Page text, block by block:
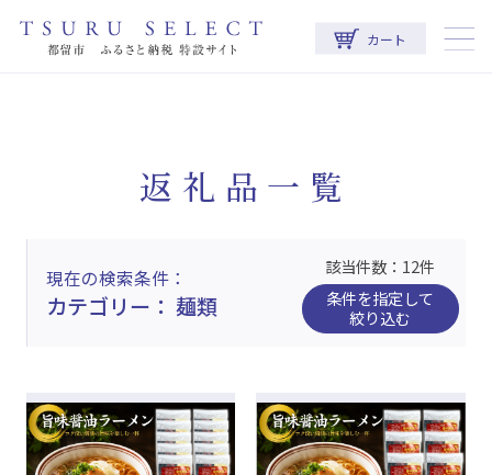
カート
返礼品一覧
現在の検索条件
カテゴリー： 麺類
該当件数：12件
条件を指定して
絞り込む